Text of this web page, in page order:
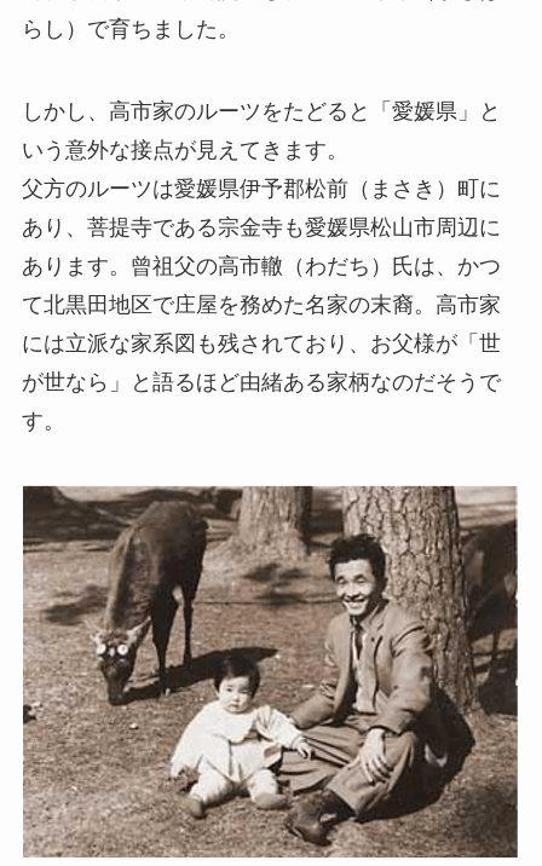
らし）で育ちました。
しかし、高市家のルーツをたどると「愛媛県」と
いう意外な接点が見えてきます。
父方のルーツは愛媛県伊予郡松前（まさき）町に
あり、菩提寺である宗金寺も愛媛県松山市周辺に
あります。曾祖父の高市轍（わだち）氏は、かつ
て北黒田地区で庄屋を務めた名家の末裔。高市家
には立派な家系図も残されており、お父様が「世
が世なら」と語るほど由緒ある家柄なのだそうで
す。